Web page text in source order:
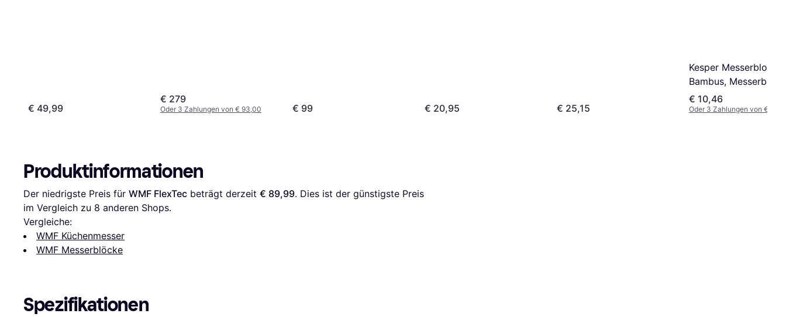
€ 49,99
€ 279
Oder 3 Zahlungen von € 93,00 € 99 € 20,95 € 25,15
Kesper Messerblock
Bambus,
Braun
€ 10,46
Oder 3 Zahlungen von € 3,48
Produktinformationen
Der niedrigste Preis für WMF FlexTec beträgt derzeit € 89,99. Dies ist der günstigste Preis
im Vergleich zu 8 anderen Shops.
Vergleiche:
WMF Küchenmesser
WMF Messerblöcke
Spezifikationen